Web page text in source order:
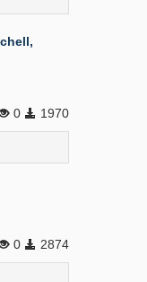
0 1970
0 2874